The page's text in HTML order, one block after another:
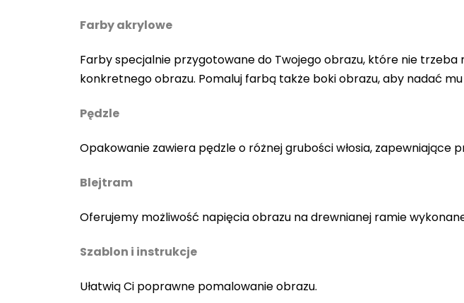
Farby akrylowe
Farby specjalnie przygotowane do Twojego obrazu, które nie
konkretnego obrazu. Pomaluj farbą także boki obrazu, aby nadać
Pędzle
Opakowanie zawiera pędzle o różnej grubości włosia, zapewniające
Blejtram
Oferujemy możliwość napięcia obrazu na drewnianej ramie
Szablon i instrukcje
Ułatwią Ci poprawne pomalowanie obrazu.